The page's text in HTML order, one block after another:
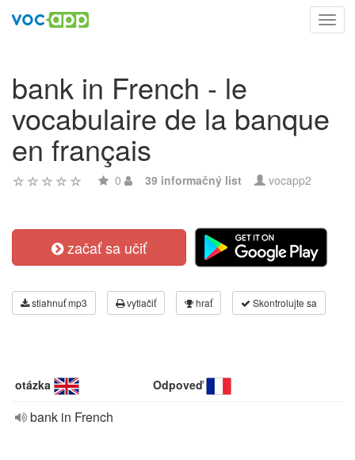
bank in French - le
vocabulaire de la banque
en français
0 39 informačný list vocapp2
začať sa učiť
stiahnuť mp3 vytlačiť hrať Skontrolujte sa
otázka Odpoveď
bank in French